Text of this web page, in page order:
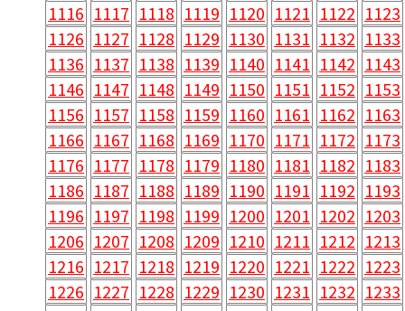
1116 1117 1118 1119 1120 1121 1122 1123
1126 1127 1128 1129 1130 1131 1132 1133
1136 1137 1138 1139 1140 1141 1142 1143
1146 1147 1148 1149 1150 1151 1152 1153
1156 1157 1158 1159 1160 1161 1162 1163
1166 1167 1168 1169 1170 1171 1172 1173
1176 1177 1178 1179 1180 1181 1182 1183
1186 1187 1188 1189 1190 1191 1192 1193
1196 1197 1198 1199 1200 1201 1202 1203
1206 1207 1208 1209 1210 1211 1212 1213
1216 1217 1218 1219 1220 1221 1222 1223
1226 1227 1228 1229 1230 1231 1232 1233